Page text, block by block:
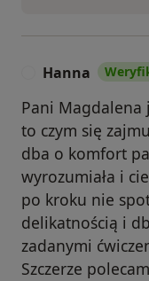
Hanna
Pani Magdalena
to czym się
dba o komfort
wyrozumiała i
po kroku nie
delikatnością i
zadanymi
Szczerze